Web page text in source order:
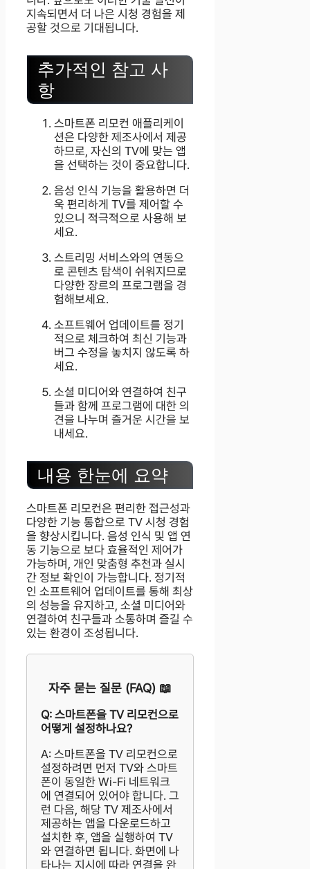
지속되면서 더 나은 시청 경험을 제
공할 것으로 기대됩니다.
추가적인 참고 사
항
스마트폰 리모컨 애플리케이
션은 다양한 제조사에서 제공
하므로, 자신의 TV에 맞는 앱
을 선택하는 것이 중요합니다.
음성 인식 기능을 활용하면 더
욱 편리하게 TV를 제어할 수
있으니 적극적으로 사용해 보
세요.
스트리밍 서비스와의 연동으
로 콘텐츠 탐색이 쉬워지므로
다양한 장르의 프로그램을 경
험해보세요.
소프트웨어 업데이트를 정기
적으로 체크하여 최신 기능과
버그 수정을 놓치지 않도록 하
세요.
소셜 미디어와 연결하여 친구
들과 함께 프로그램에 대한 의
견을 나누며 즐거운 시간을 보
내세요.
내용 한눈에 요약
스마트폰 리모컨은 편리한 접근성과
다양한 기능 통합으로 TV 시청 경험
을 향상시킵니다. 음성 인식 및 앱 연
동 기능으로 보다 효율적인 제어가
가능하며, 개인 맞춤형 추천과 실시
간 정보 확인이 가능합니다. 정기적
인 소프트웨어 업데이트를 통해 최상
의 성능을 유지하고, 소셜 미디어와
연결하여 친구들과 소통하며 즐길 수
있는 환경이 조성됩니다.
자주 묻는 질문 (FAQ) 📖
Q: 스마트폰을 TV 리모컨으로
어떻게 설정하나요?
A: 스마트폰을 TV 리모컨으로
설정하려면 먼저 TV와 스마트
폰이 동일한 Wi-Fi 네트워크
에 연결되어 있어야 합니다. 그
런 다음, 해당 TV 제조사에서
제공하는 앱을 다운로드하고
설치한 후, 앱을 실행하여 TV
와 연결하면 됩니다. 화면에 나
타나는 지시에 따라 연결을 완